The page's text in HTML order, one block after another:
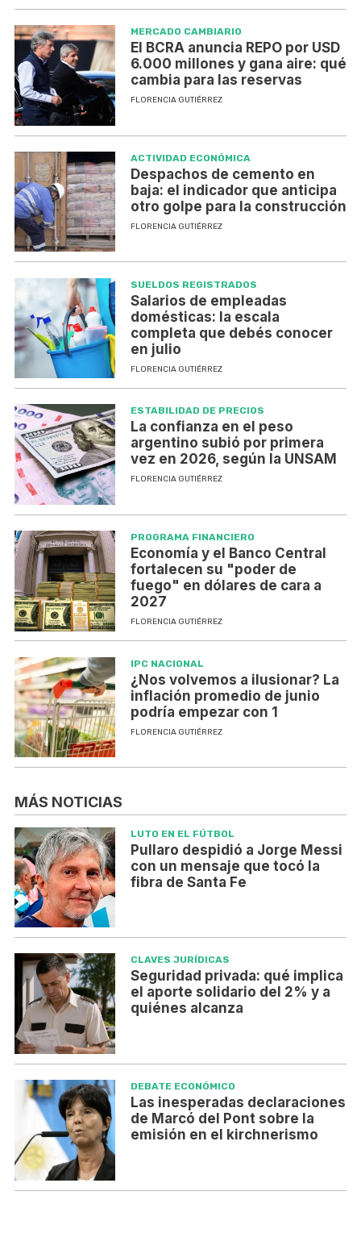
MERCADO CAMBIARIO
El BCRA anuncia REPO por USD
6.000 millones y gana aire: qué
cambia para las reservas
FLORENCIA GUTIÉRREZ
ACTIVIDAD ECONÓMICA
Despachos de cemento en
baja: el indicador que anticipa
otro golpe para la construcción
FLORENCIA GUTIÉRREZ
SUELDOS REGISTRADOS
Salarios de empleadas
domésticas: la escala
completa que debés conocer
en julio
FLORENCIA GUTIÉRREZ
ESTABILIDAD DE PRECIOS
La confianza en el peso
argentino subió por primera
vez en 2026, según la UNSAM
FLORENCIA GUTIÉRREZ
PROGRAMA FINANCIERO
Economía y el Banco Central
fortalecen su "poder de
fuego" en dólares de cara a
2027
FLORENCIA GUTIÉRREZ
IPC NACIONAL
¿Nos volvemos a ilusionar? La
inflación promedio de junio
podría empezar con 1
FLORENCIA GUTIÉRREZ
MÁS NOTICIAS
LUTO EN EL FÚTBOL
Pullaro despidió a Jorge Messi
con un mensaje que tocó la
fibra de Santa Fe
CLAVES JURÍDICAS
Seguridad privada: qué implica
el aporte solidario del 2% y a
quiénes alcanza
DEBATE ECONÓMICO
Las inesperadas declaraciones
de Marcó del Pont sobre la
emisión en el kirchnerismo